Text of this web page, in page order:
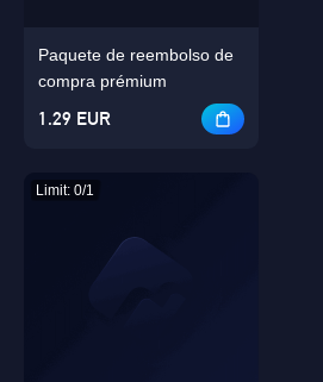
Paquete de reembolso de
compra prémium
1.29 EUR
Limit: 0/1